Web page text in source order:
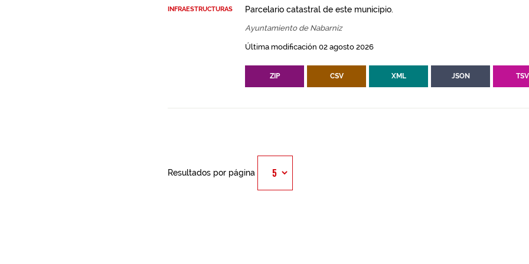
INFRAESTRUCTURAS
Parcelario catastral de este municipio.
Ayuntamiento de Nabarniz
Última modificación 02 agosto 2026
ZIP CSV XML JSON TSV
Resultados por página